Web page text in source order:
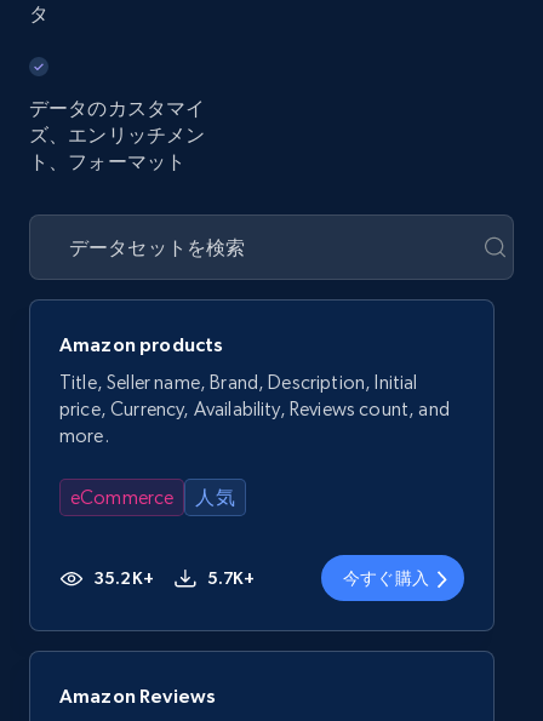
タ
データのカスタマイ
ズ、エンリッチメン
ト、フォーマット
Amazon products
Title, Seller name, Brand, Description, Initial
price, Currency, Availability, Reviews count, and
more.
eCommerce 人気
35.2K+ 5.7K+ 今すぐ購入
Amazon Reviews